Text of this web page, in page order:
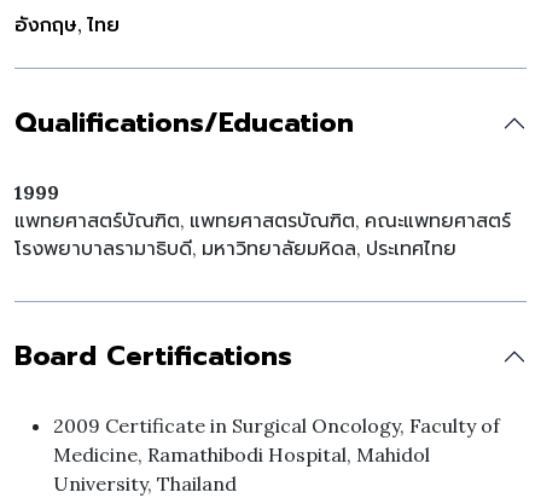
อังกฤษ, ไทย
Qualifications/Education
1999
แพทยศาสตร์บัณฑิต, แพทยศาสตรบัณฑิต, คณะแพทยศาสตร์
โรงพยาบาลรามาธิบดี, มหาวิทยาลัยมหิดล, ประเทศไทย
Board Certifications
2009 Certificate in Surgical Oncology, Faculty of
Medicine, Ramathibodi Hospital, Mahidol
University, Thailand